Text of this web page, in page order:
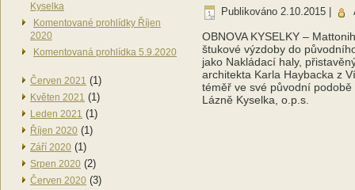
Kyselka
Komentované prohlídky Říjen
2020
Komentovaná prohlídka 5.9.2020
Červen 2021 (1)
Květen 2021 (1)
Leden 2021 (1)
Říjen 2020 (1)
Září 2020 (1)
Srpen 2020 (2)
Červen 2020 (3)
Publikováno 2.10.2015
OBNOVA KYSELKY –
štukové výzdoby do
jako Nakládací haly,
architekta Karla Haybacka z
téměř ve své původní
Lázně Kyselka, o.p.s.